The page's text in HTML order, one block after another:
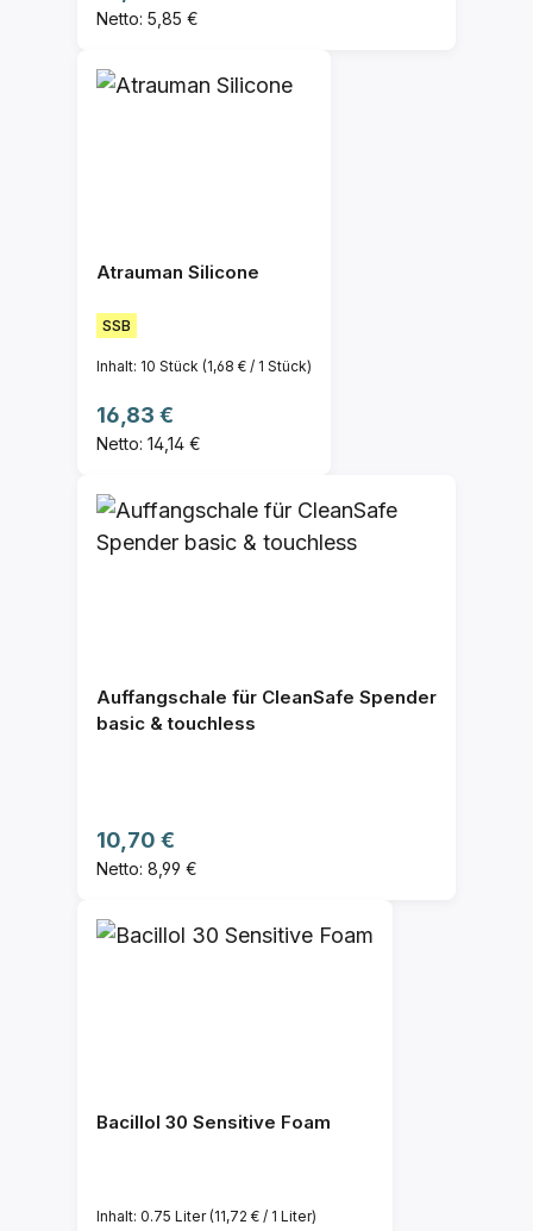
Netto: 5,85 €
Atrauman Silicone
SSB
Inhalt: 10 Stück (1,68 € / 1 Stück)
Regulärer Preis:
16,83 €
Netto: 14,14 €
Auffangschale für CleanSafe Spender
basic & touchless
Regulärer Preis:
10,70 €
Netto: 8,99 €
Bacillol 30 Sensitive Foam
Inhalt: 0.75 Liter(11,72 € / 1 Liter)